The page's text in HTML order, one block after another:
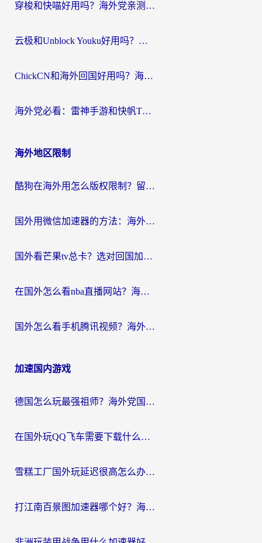
穿梭和快喵好用吗？海外党亲测：小众加速器对比+番茄加速器深度体验
云极和Unblock Youku好用吗？海外党亲测+2026回国加速器避坑指南
ChickCN和海外回国好用吗？海外党2026亲测：从手游到影音，选对加速器的3个关键
海外党必看：雷神手游和快帆TV版好用吗？3步选对回国加速器不踩坑
海外地区限制
酷狗在海外用怎么版权限制？留学生亲测：3步解决听国内音乐难题
国外用微信加速器的方法：海外党无缝连接国内生活的实用指南
国外看芒果tv总卡？选对回国加速器，轻松追《浪姐》不费劲
在国外怎么看nba直播网站？海外党专属体育观赛指南，告别地区限制！
国外怎么看手机腾讯视频？海外党亲测有效的追剧加速器选择指南
加速国内游戏
德国怎么玩最强祖师？海外党国服游戏加速器选择全攻略（附宝可梦Online实测）
在国外玩QQ飞车需要下载什么加速器呢？海外党亲测有效的国服游戏加速指南
雪糕工厂国外玩延迟很高怎么办？海外玩家国服游戏加速终极攻略（附实测推荐）
打江南百景图加速器哪个好？海外党踩坑N次后，终于找到不卡的秘诀